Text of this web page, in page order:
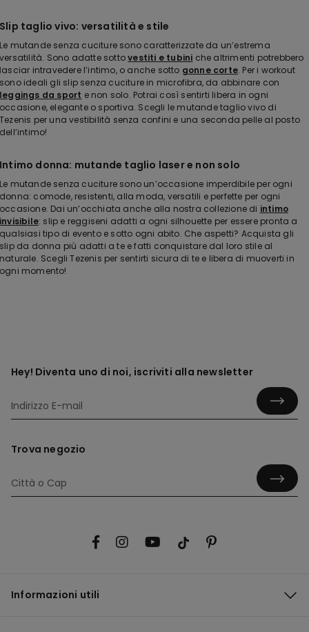
Slip taglio vivo: versatilità e stile
Le mutande senza cuciture sono caratterizzate da un’estrema
versatilità. Sono adatte sottovestiti e tubini che altrimenti potrebbero
lasciar intravedere l’intimo, o anche sotto gonne corte. Per i workout
sono ideali gli slip senza cuciture in microfibra, da abbinare con
leggings da sport e non solo. Potrai così sentirti libera in ogni
occasione, elegante o sportiva. Scegli le mutande taglio vivo di
Tezenis per una vestibilità senza confini e una seconda pelle al posto
dell’intimo!
Intimo donna: mutande taglio laser e non solo
Le mutande senza cuciture sono un’occasione imperdibile per ogni
donna: comode, resistenti, alla moda, versatili e perfette per ogni
occasione. Dai un’occhiata anche alla nostra collezione di intimo
invisibile: slip e reggiseni adatti a ogni silhouette per essere pronta a
qualsiasi tipo di evento e sotto ogni abito. Che aspetti? Acquista gli
slip da donna più adatti a te e fatti conquistare dal loro stile al
naturale. Scegli Tezenis per sentirti sicura di te e libera di muoverti in
ogni momento!
Hey! Diventa uno di noi, iscriviti alla newsletter
Trova negozio
Informazioni utili